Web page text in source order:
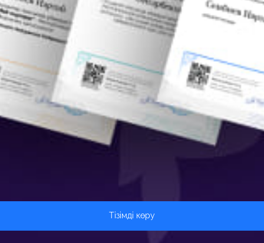
Тізімді көру